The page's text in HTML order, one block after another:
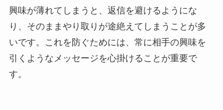
興味が薄れてしまうと、返信を避けるようにな
り、そのままやり取りが途絶えてしまうことが多
いです。これを防ぐためには、常に相手の興味を
引くようなメッセージを心掛けることが重要で
す。